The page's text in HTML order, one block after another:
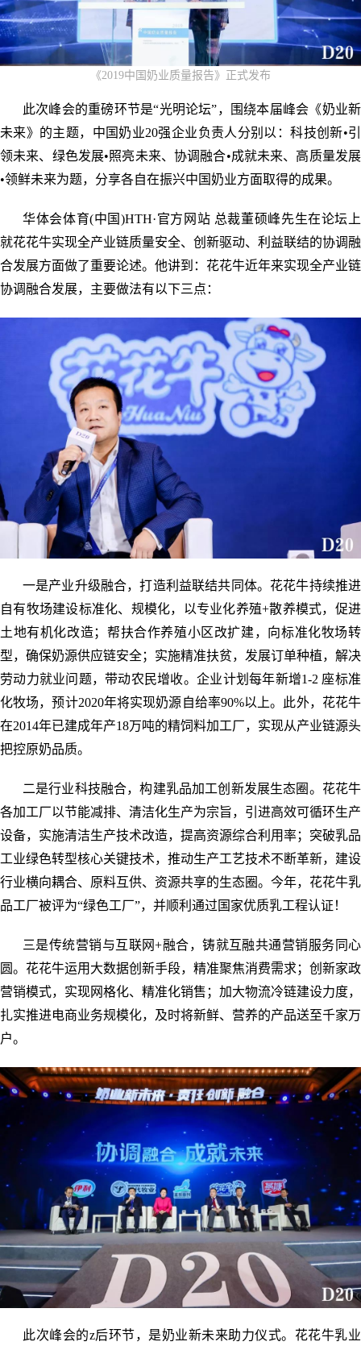
《2019中国奶业质量报告》正式发布
此次峰会的重磅环节是“光明论坛”，围绕本届峰会《奶业新
未来》的主题，中国奶业20强企业负责人分别以：科技创新•引
领未来、绿色发展•照亮未来、协调融合•成就未来、高质量发展
•领鲜未来为题，分享各自在振兴中国奶业方面取得的成果。
华体会体育(中国)HTH·官方网站 总裁董硕峰先生在论坛上
就花花牛实现全产业链质量安全、创新驱动、利益联结的协调融
合发展方面做了重要论述。他讲到：花花牛近年来实现全产业链
协调融合发展，主要做法有以下三点：
一是产业升级融合，打造利益联结共同体。花花牛持续推进
自有牧场建设标准化、规模化，以专业化养殖+散养模式，促进
土地有机化改造；帮扶合作养殖小区改扩建，向标准化牧场转
型，确保奶源供应链安全；实施精准扶贫，发展订单种植，解决
劳动力就业问题，带动农民增收。企业计划每年新增1-2 座标准
化牧场，预计2020年将实现奶源自给率90%以上。此外，花花牛
在2014年已建成年产18万吨的精饲料加工厂，实现从产业链源头
把控原奶品质。
二是行业科技融合，构建乳品加工创新发展生态圈。花花牛
各加工厂以节能减排、清洁化生产为宗旨，引进高效可循环生产
设备，实施清洁生产技术改造，提高资源综合利用率；突破乳品
工业绿色转型核心关键技术，推动生产工艺技术不断革新，建设
行业横向耦合、原料互供、资源共享的生态圈。今年，花花牛乳
品工厂被评为“绿色工厂”，并顺利通过国家优质乳工程认证！
三是传统营销与互联网+融合，铸就互融共通营销服务同心
圆。花花牛运用大数据创新手段，精准聚焦消费需求；创新家政
营销模式，实现网格化、精准化销售；加大物流冷链建设力度，
扎实推进电商业务规模化，及时将新鲜、营养的产品送至千家万
户。
此次峰会的z后环节，是奶业新未来助力仪式。花花牛乳业